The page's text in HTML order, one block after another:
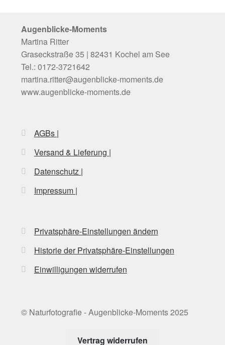
Augenblicke-Moments
Martina Ritter
Graseckstraße 35 | 82431 Kochel am See
Tel.: 0172-3721642
martina.ritter@augenblicke-moments.de
www.augenblicke-moments.de
AGBs |
Versand & Lieferung |
Datenschutz |
Impressum |
Privatsphäre-Einstellungen ändern
Historie der Privatsphäre-Einstellungen
Einwilligungen widerrufen
© Naturfotografie - Augenblicke-Moments 2025
Vertrag widerrufen